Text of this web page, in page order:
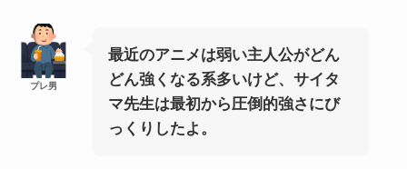
プレ男
最近のアニメは弱い主人公がどん
どん強くなる系多いけど、サイタ
マ先生は最初から圧倒的強さにび
っくりしたよ。